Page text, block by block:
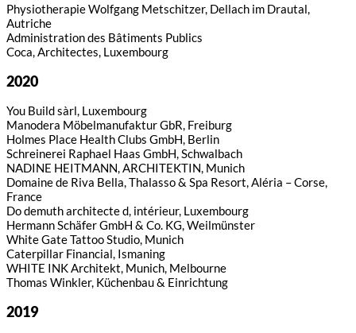
Physiotherapie Wolfgang Metschitzer, Dellach im Drautal,
Autriche
Administration des Bâtiments Publics
Coca, Architectes, Luxembourg
2020
You Build sàrl, Luxembourg
Manodera Möbelmanufaktur GbR, Freiburg
Holmes Place Health Clubs GmbH, Berlin
Schreinerei Raphael Haas GmbH, Schwalbach
NADINE HEITMANN, ARCHITEKTIN, Munich
Domaine de Riva Bella, Thalasso & Spa Resort, Aléria – Corse,
France
Do demuth architecte d, intérieur, Luxembourg
Hermann Schäfer GmbH & Co. KG, Weilmünster
White Gate Tattoo Studio, Munich
Caterpillar Financial, Ismaning
WHITE INK Architekt, Munich, Melbourne
Thomas Winkler, Küchenbau & Einrichtung
2019